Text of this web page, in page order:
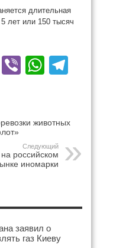
длительная
лет или 150 тысяч
Twitter
Viber
животных
Следующий
российском
иномарки
заявил о
газ Киеву